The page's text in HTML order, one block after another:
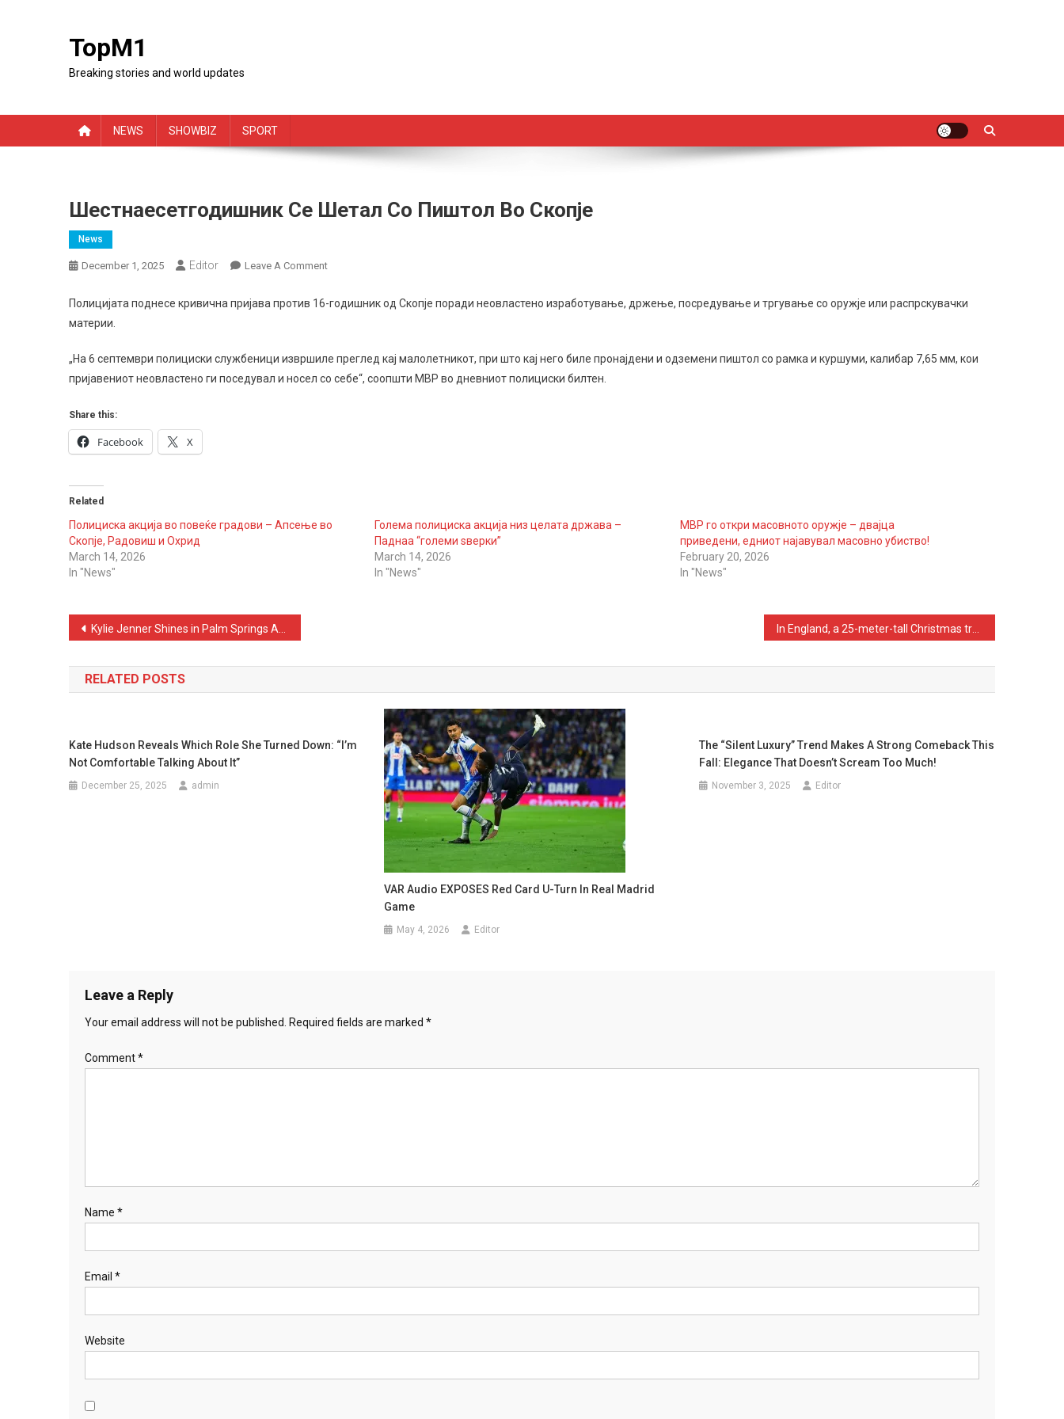
TopM1
Breaking stories and world updates
NEWS SHOWBIZ SPORT
Шестнаесетгодишник Се Шетал Со Пиштол Во Скопје
News
December 1, 2025 Editor Leave A CommentOn
Се
Пиштол
Во
Полицијата поднесе кривична пријава против 16-годишник од Скопје поради неовластено изработување, држење, посредување и тргување со оружје или распрскувачки
материи.
„На 6 септември полициски службеници извршиле преглед кај малолетникот, при што кај него биле пронајдени и одземени пиштол со рамка и куршуми, калибар 7,65 мм, кои
пријавениот неовластено ги поседувал и носел со себе“, соопшти МВР во дневниот полициски билтен.
Share this:
Facebook X
Related
Полициска акција во повеќе градови – Апсење во
Скопје, Радовиш и Охрид
March 14, 2026
In "News"
Голема полициска акција низ целата држава –
Паднаа “големи ѕверки”
March 14, 2026
In "News"
МВР го откри масовното оружје – двајца
приведени, едниот најавувал масовно убиство!
February 20, 2026
In "News"
Post
navigation
Kylie Jenner Shines in Palm Springs Amid Timothée Chalamet’s Absence In England, a 25-meter-tall Christmas tree made of 100,000 balloons is raised
RELATED POSTS
Kate Hudson Reveals Which Role She Turned Down: “I’m
Not Comfortable Talking About It”
December 25, 2025 admin
VAR Audio EXPOSES Red Card U-Turn In Real Madrid
Game
May 4, 2026 Editor
The “Silent Luxury” Trend Makes A Strong Comeback This
Fall: Elegance That Doesn’t Scream Too Much!
November 3, 2025 Editor
Leave a Reply
Your email address will not be published. Required fields are marked *
Comment*
Name *
Email *
Website